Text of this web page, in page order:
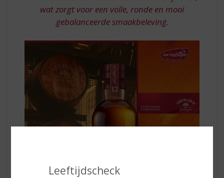
Leeftijdscheck
wat zorgt voor een volle, ronde en mooi
gebalanceerde smaakbeleving.